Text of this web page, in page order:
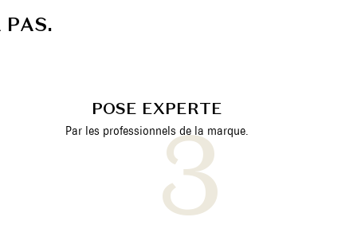
PAS.
POSE EXPERTE
Par les professionnels de la marque.